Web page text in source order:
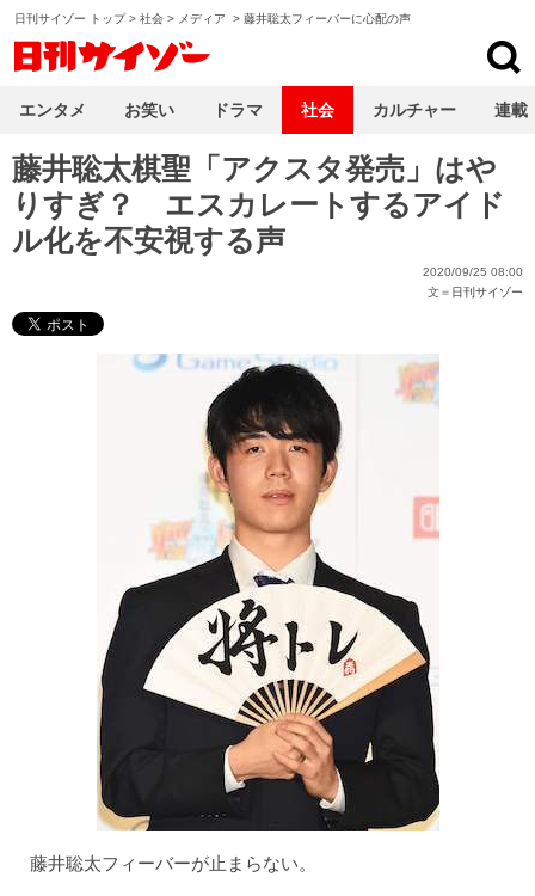
日刊サイゾー トップ> 社会 > メディア > 藤井聡太フィーバーに心配の声
藤井聡太棋聖「アクスタ発売」はや
りすぎ？ エスカレートするアイド
ル化を不安視する声
2020/09/25 08:00
文＝ 日刊サイゾー
藤井聡太フィーバーが止まらない。
エンタメ お笑い ドラマ 社会 カルチャー 連載